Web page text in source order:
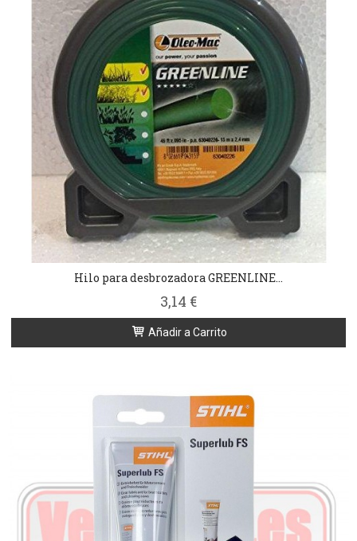
Hilo para desbrozadora GREENLINE...
3,14 €
Añadir a Carrito